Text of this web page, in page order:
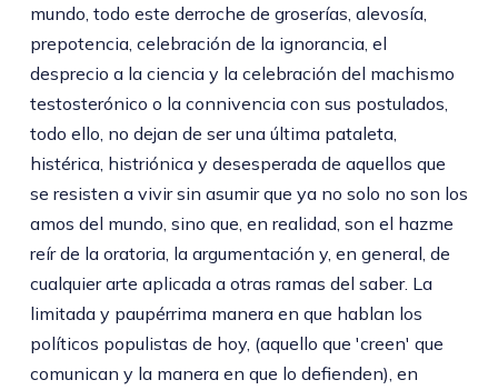
mundo, todo este derroche de groserías, alevosía,
prepotencia, celebración de la ignorancia, el
desprecio a la ciencia y la celebración del machismo
testosterónico o la connivencia con sus postulados,
todo ello, no dejan de ser una última pataleta,
histérica, histriónica y desesperada de aquellos que
se resisten a vivir sin asumir que ya no solo no son los
amos del mundo, sino que, en realidad, son el hazme
reír de la oratoria, la argumentación y, en general, de
cualquier arte aplicada a otras ramas del saber. La
limitada y paupérrima manera en que hablan los
políticos populistas de hoy, (aquello que 'creen' que
comunican y la manera en que lo defienden), en